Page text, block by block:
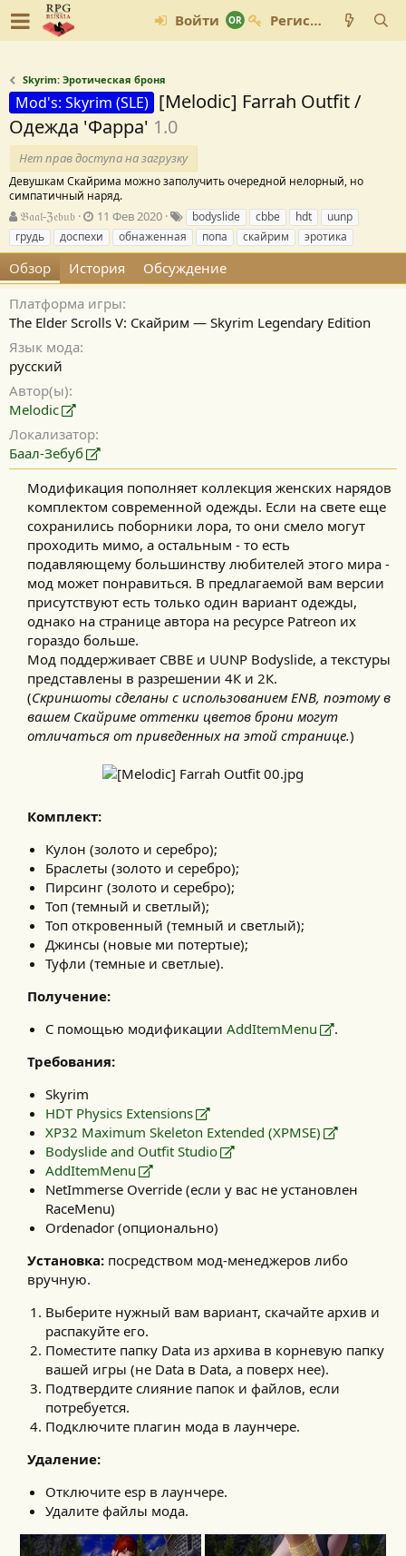
Войти Регистрация
Skyrim: Эротическая броня
Mod's: Skyrim (SLE) [Melodic] Farrah Outfit /
Одежда 'Фарра' 1.0
Нет прав доступа на загрузку
Девушкам Скайрима можно заполучить очередной нелорный, но
симпатичный наряд.
А
в
т
о
р
𝔅𝔞𝔞𝔩-ℨ𝔢𝔟𝔲𝔟
Д
а
т
а
с
з
д
11 Фев 2020
е
г
и
bodyslide cbbe hdt
uunp
грудь
доспехи обнаженная попа скайрим эротика
Обзор История
Обсуждение
Платформа игры
The Elder Scrolls V: Скайрим — Skyrim Legendary Edition
Язык мода
русский
Автор(ы)
Melodic
Локализатор
Баал-Зебуб
Модификация пополняет коллекция женских нарядов
комплектом современной одежды. Если на свете еще
сохранились поборники лора, то они смело могут
проходить мимо, а остальным - то есть
подавляющему большинству любителей этого мира -
мод может понравиться. В предлагаемой вам версии
присутствуют есть только один вариант одежды,
однако на странице автора на ресурсе Patreon их
гораздо больше.​
Мод поддерживает CBBE и UUNP Bodyslide, а текстуры
представлены в разрешении 4К и 2К.​
(Скриншоты сделаны с использованием ENB, поэтому в
вашем Скайриме оттенки цветов брони могут
отличаться от приведенных на этой странице.)​
Комплект:
Кулон (золото и серебро);
Браслеты (золото и серебро);
Пирсинг (золото и серебро);
Топ (темный и светлый);
Топ откровенный (темный и светлый);
Джинсы (новые ми потертые);
Туфли (темные и светлые).
Получение:
С помощью модификации AddItemMenu
.
Требования:
Skyrim
HDT Physics Extensions
XP32 Maximum Skeleton Extended (XPMSE)
Bodyslide and Outfit Studio
AddItemMenu
NetImmerse Override (если у вас не установлен
RaceMenu)
Ordenador (опционально)
Установка: посредством мод-менеджеров либо
вручную.​
Выберите нужный вам вариант, скачайте архив и
распакуйте его.
Поместите папку Data из архива в корневую папку
вашей игры (не Data в Data, а поверх нее).
Подтвердите слияние папок и файлов, если
потребуется.
Подключите плагин мода в лаунчере.
Удаление:
Отключите esp в лаунчере.
Удалите файлы мода.